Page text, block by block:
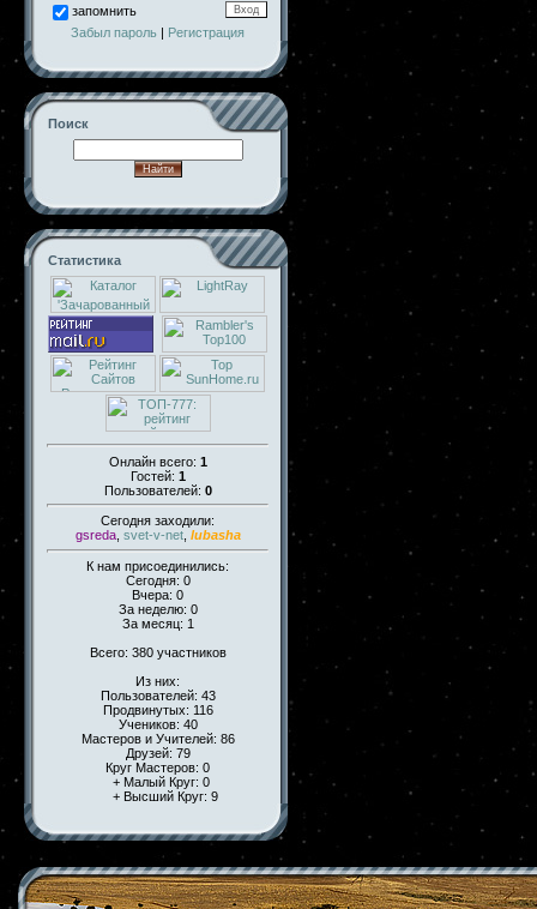
запомнить
Забыл пароль | Регистрация
Поиск
Статистика
Онлайн всего: 1
Гостей: 1
Пользователей: 0
Сегодня заходили:
gsreda, svet-v-net, lubasha
К нам присоединились:
Сегодня: 0
Вчера: 0
За неделю: 0
За месяц: 1
Всего: 380 участников
Из них:
Пользователей: 43
Продвинутых: 116
Учеников: 40
Мастеров и Учителей: 86
Друзей: 79
Круг Мастеров: 0
+ Малый Круг: 0
+ Высший Круг: 9